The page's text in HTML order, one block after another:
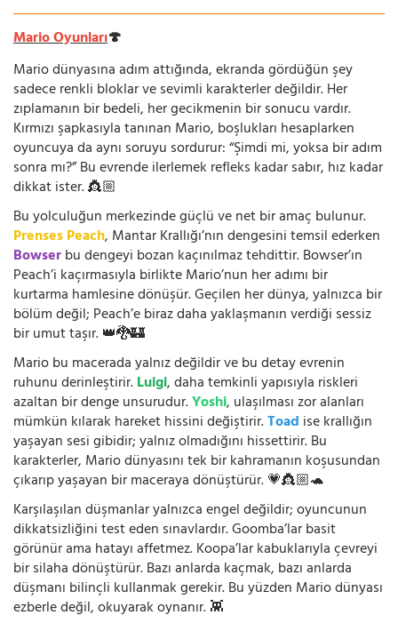
Mario Oyunları🍄
Mario dünyasına adım attığında, ekranda gördüğün şey
sadece renkli bloklar ve sevimli karakterler değildir. Her
zıplamanın bir bedeli, her gecikmenin bir sonucu vardır.
Kırmızı şapkasıyla tanınan Mario, boşlukları hesaplarken
oyuncuya da aynı soruyu sordurur: “Şimdi mi, yoksa bir adım
sonra mı?” Bu evrende ilerlemek refleks kadar sabır, hız kadar
dikkat ister. 👸🏼
Bu yolculuğun merkezinde güçlü ve net bir amaç bulunur.
Prenses Peach, Mantar Krallığı’nın dengesini temsil ederken
Bowserbu dengeyi bozan kaçınılmaz tehdittir. Bowser’ın
Peach’i kaçırmasıyla birlikte Mario’nun her adımı bir
kurtarma hamlesine dönüşür. Geçilen her dünya, yalnızca bir
bölüm değil; Peach’e biraz daha yaklaşmanın verdiği sessiz
bir umut taşır. 👑🐉🏰
Mario bu macerada yalnız değildir ve bu detay evrenin
ruhunu derinleştirir.Luigi, daha temkinli yapısıyla riskleri
azaltan bir denge unsurudur.Yoshi, ulaşılması zor alanları
mümkün kılarak hareket hissini değiştirir.Toad ise krallığın
yaşayan sesi gibidir; yalnız olmadığını hissettirir. Bu
karakterler, Mario dünyasını tek bir kahramanın koşusundan
çıkarıp yaşayan bir maceraya dönüştürür. 💗👸🏼🐢
Karşılaşılan düşmanlar yalnızca engel değildir; oyuncunun
dikkatsizliğini test eden sınavlardır. Goomba’lar basit
görünür ama hatayı affetmez. Koopa’lar kabuklarıyla çevreyi
bir silaha dönüştürür. Bazı anlarda kaçmak, bazı anlarda
düşmanı bilinçli kullanmak gerekir. Bu yüzden Mario dünyası
ezberle değil, okuyarak oynanır. 👾